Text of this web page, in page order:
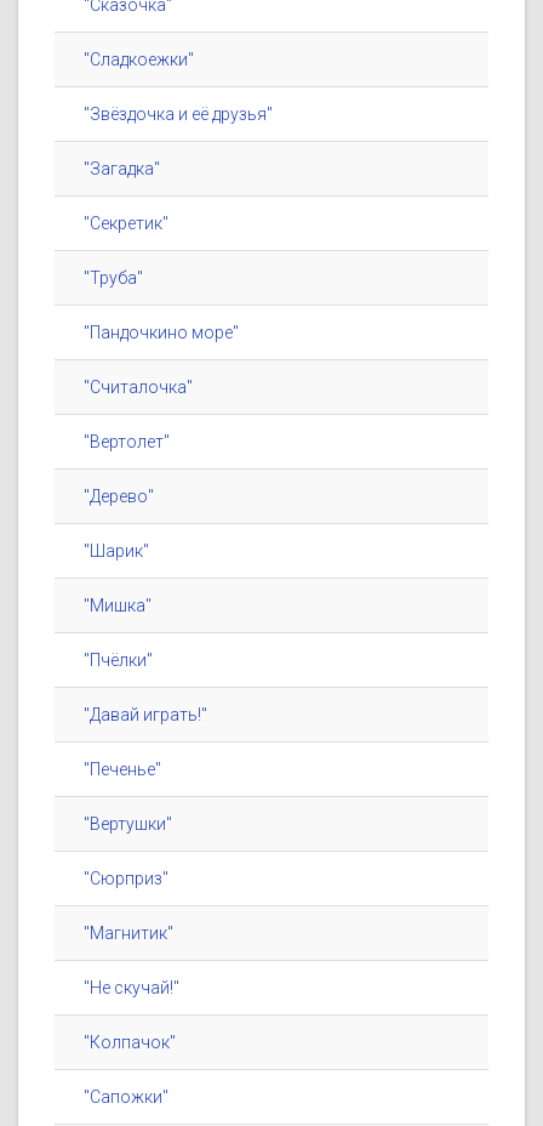
"Сказочка"
"Сладкоежки"
"Звёздочка и её друзья"
"Загадка"
"Секретик"
"Труба"
"Пандочкино море"
"Считалочка"
"Вертолет"
"Дерево"
"Шарик"
"Мишка"
"Пчёлки"
"Давай играть!"
"Печенье"
"Вертушки"
"Сюрприз"
"Магнитик"
"Не скучай!"
"Колпачок"
"Сапожки"